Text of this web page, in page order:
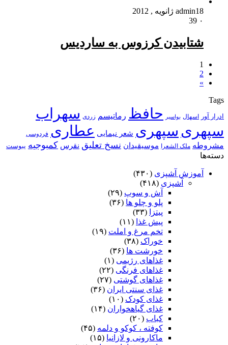
admin18 ژانویه , 2012
۰
شتابیدن کرزوس به ساردیس
1
2
»
Tags
ادرار آور اسهال بواسیر حافظ رماتیسم زردی سهراب
سپهری سپهری شعر نیمایی عطاری فردوسی
مشروطه ملک الشعرا موسیقیدان نسخ تعلیق نقرس کمبوجیه یبوست
دسته‌ها
آموزش آشپزی (۴۳۰)
آشپزی (۴۱۸)
آش و سوپ (۲۹)
پلو و چلو ها (۳۶)
پیتزا
(۳۳)
پیش غذا (۱۱)
تخم مرغ و املت (۱۹)
خوراک (۳۸)
خورشت ها (۳۶)
غذاهای رژیمی (۱)
غذاهای فرنگی (۲۲)
غذاهای گوشتی (۲۷)
غذای سنتی ایران (۳۶)
غذای کودک (۱۰)
غذای گیاهخواران (۱۴)
کباب (۲۰)
کوفته ، کوکو و دلمه (۴۵)
ماکارونی و لازانیا (۱۵)